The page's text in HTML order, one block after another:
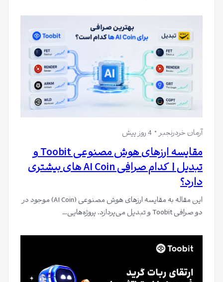
آرمان خردرنجبر 4 روز پیش
مقایسه ارزهای هوش مصنوعی Toobit و
تبدیل | کدام صرافی AI Coin های بیشتری
دارد؟
این مقاله به مقایسه ارزهای هوش مصنوعی (AI Coin) موجود در
دو صرافی Toobit و تبدیل می‌پردازد. پروژه‌هایی…